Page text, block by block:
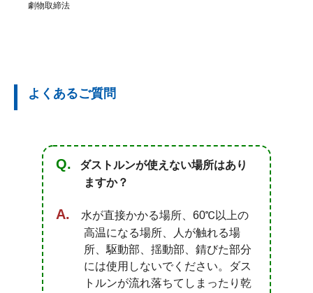
劇物取締法
よくあるご質問
ダストルンが使えない場所はあり
ますか？
水が直接かかる場所、60℃以上の
高温になる場所、人が触れる場
所、駆動部、揺動部、錆びた部分
には使用しないでください。ダス
トルンが流れ落ちてしまったり乾